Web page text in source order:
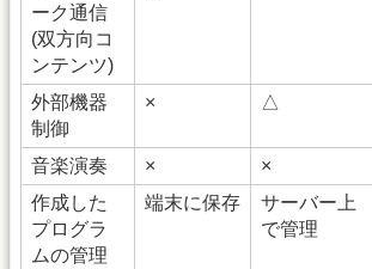
ーク通信
(双方向コ
ンテンツ)
外部機器
制御
× △
音楽演奏 × ×
作成した
プログラ
ムの管理
端末に保存
サーバー上
で管理